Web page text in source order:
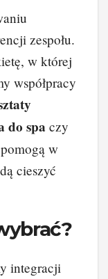
zespołu.
w której
współpracy
do spa czy
w
cieszyć
integracji